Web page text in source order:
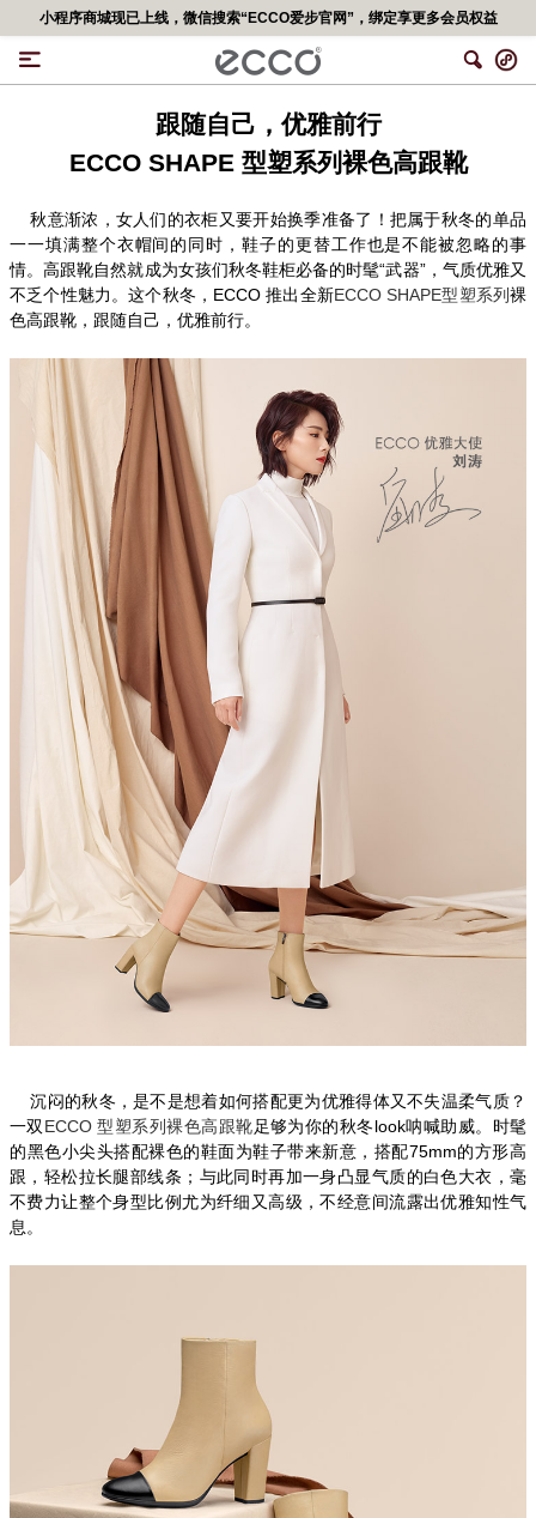
跟随自己，优雅前行
ECCO SHAPE 型塑系列裸色高跟靴
秋意渐浓，女人们的衣柜又要开始换季准备了！把属于秋冬的单品
一一填满整个衣帽间的同时，鞋子的更替工作也是不能被忽略的事
情。高跟靴自然就成为女孩们秋冬鞋柜必备的时髦“武器”，气质优雅又
不乏个性魅力。这个秋冬， ECCO推出全新ECCO SHAPE型塑系列裸
色高跟靴，跟随自己，优雅前行。
沉闷的秋冬，是不是想着如何搭配更为优雅得体又不失温柔气质？
一双 ECCO型塑系列裸色高跟靴足够为你的秋冬look呐喊助威。时髦
的黑色小尖头搭配裸色的鞋面为鞋子带来新意，搭配75mm的方形高
跟，轻松拉长腿部线条；与此同时再加一身凸显气质的白色大衣，毫
不费力让整个身型比例尤为纤细又高级，不经意间流露出优雅知性气
息。
小程序商城现已上线，微信搜索“ECCO爱步官网”，绑定享更多会员权益